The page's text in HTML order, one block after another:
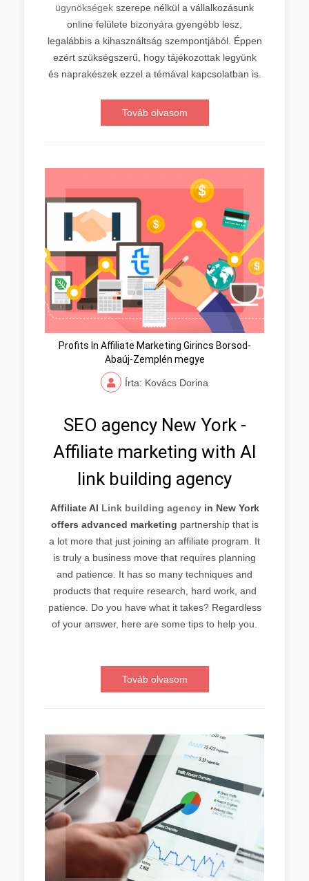
ügynökségek szerepe nélkül a vállalkozásunk
online felülete bizonyára gyengébb lesz,
legalábbis a kihasználtság szempontjából. Éppen
ezért szükségszerű, hogy tájékozottak legyünk
és naprakészek ezzel a témával kapcsolatban is.
Továb olvasom
Profits In Affiliate Marketing Girincs Borsod-
Abaúj-Zemplén megye
Írta: Kovács Dorina
SEO agency New York -
Affiliate marketing with AI
link building agency
Affiliate AI Link building agencyin New York
offers advanced marketing partnership that is
a lot more that just joining an affiliate program. It
is truly a business move that requires planning
and patience. It has so many techniques and
products that require research, hard work, and
patience. Do you have what it takes? Regardless
of your answer, here are some tips to help you.
Továb olvasom